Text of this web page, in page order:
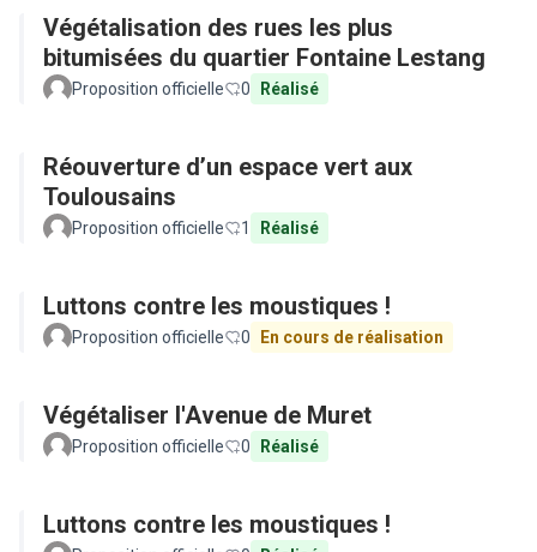
Végétalisation des rues les plus
bitumisées du quartier Fontaine Lestang
Proposition officielle 0 Réalisé
Réouverture d’un espace vert aux
Toulousains
Proposition officielle 1 Réalisé
Luttons contre les moustiques !
Proposition officielle 0 En cours de réalisation
Végétaliser l'Avenue de Muret
Proposition officielle 0 Réalisé
Luttons contre les moustiques !